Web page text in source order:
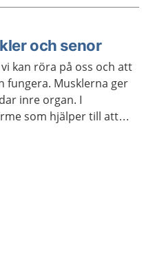
och senor
kan röra på oss och att
fungera. Musklerna ger
inre organ. I
som hjälper till att